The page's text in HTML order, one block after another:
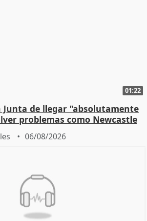
01:22
Junta de llegar "absolutamente
problemas como Newcastle
06/08/2026